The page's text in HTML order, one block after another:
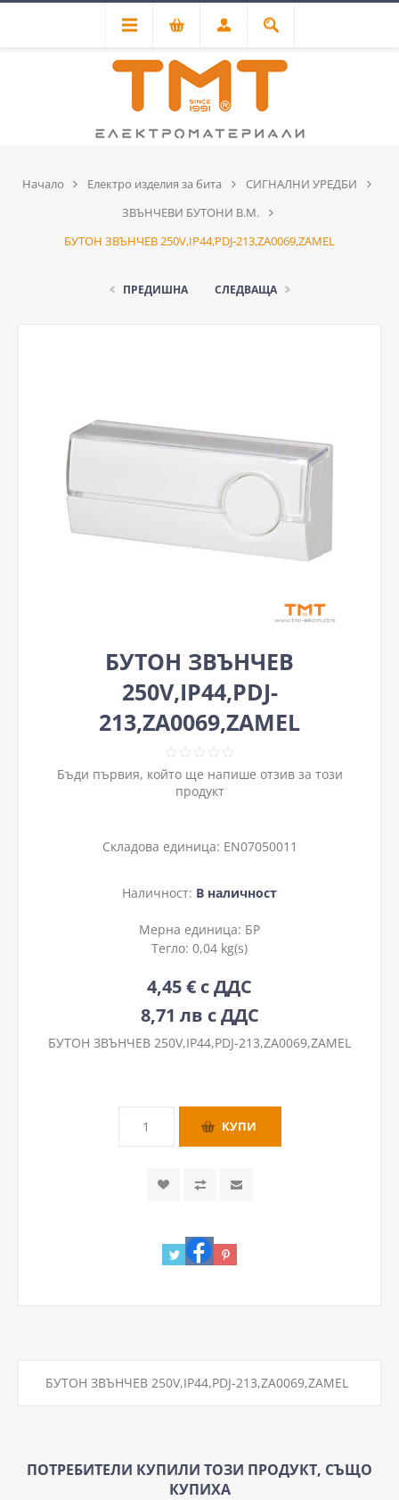
Начало Електро изделия за бита
СИГНАЛНИ УРЕДБИ
ЗВЪНЧЕВИ БУТОНИ В.М.
БУТОН ЗВЪНЧЕВ 250V,IP44,PDJ-213,ZA0069,ZAMEL
ПРЕДИШНА СЛЕДВАЩА
БУТОН ЗВЪНЧЕВ
250V,IP44,PDJ-
213,ZA0069,ZAMEL
Бъди първия, който ще напише отзив за този
продукт
Складова единица: EN07050011
Наличност: В наличност
Мерна единица: БР
Тегло: 0,04 kg(s)
4,45 € с ДДС
8,71 лв с ДДС
БУТОН ЗВЪНЧЕВ 250V,IP44,PDJ-213,ZA0069,ZAMEL
БУТОН ЗВЪНЧЕВ 250V,IP44,PDJ-213,ZA0069,ZAMEL
ПОТРЕБИТЕЛИ КУПИЛИ ТОЗИ ПРОДУКТ, СЪЩО
КУПИХА